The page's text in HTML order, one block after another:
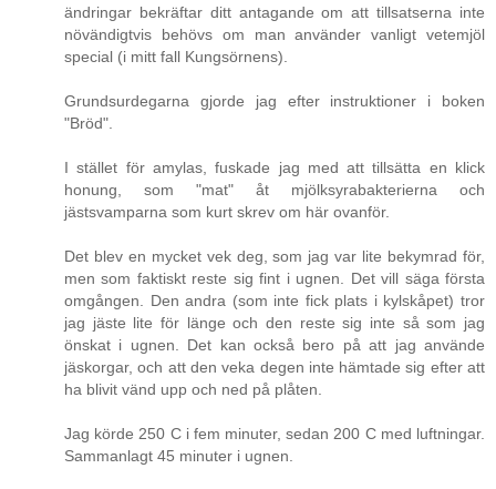
ändringar bekräftar ditt antagande om att tillsatserna inte
növändigtvis behövs om man använder vanligt vetemjöl
special (i mitt fall Kungsörnens).
Grundsurdegarna gjorde jag efter instruktioner i boken
"Bröd".
I stället för amylas, fuskade jag med att tillsätta en klick
honung, som "mat" åt mjölksyrabakterierna och
jästsvamparna som kurt skrev om här ovanför.
Det blev en mycket vek deg, som jag var lite bekymrad för,
men som faktiskt reste sig fint i ugnen. Det vill säga första
omgången. Den andra (som inte fick plats i kylskåpet) tror
jag jäste lite för länge och den reste sig inte så som jag
önskat i ugnen. Det kan också bero på att jag använde
jäskorgar, och att den veka degen inte hämtade sig efter att
ha blivit vänd upp och ned på plåten.
Jag körde 250 C i fem minuter, sedan 200 C med luftningar.
Sammanlagt 45 minuter i ugnen.